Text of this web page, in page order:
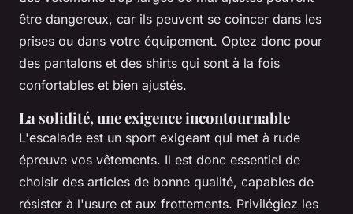
être dangereux, car ils peuvent se coincer dans les
prises ou dans votre équipement. Optez donc pour
des pantalons et des shirts qui sont à la fois
confortables et bien ajustés.
La solidité, une exigence incontournable
L'escalade est un sport exigeant qui met à rude
épreuve vos vêtements. Il est donc essentiel de
choisir des articles de bonne qualité, capables de
résister à l'usure et aux frottements. Privilégiez les